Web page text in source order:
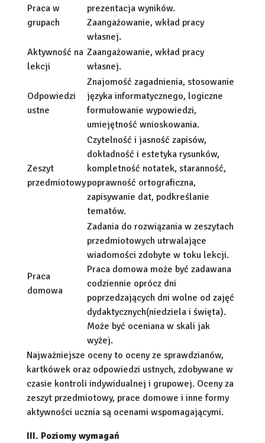
Praca w
grupach
prezentacja wyników.
Zaangażowanie, wkład pracy
własnej.
Aktywność na
lekcji
Zaangażowanie, wkład pracy
własnej.
Odpowiedzi
ustne
Znajomość zagadnienia, stosowanie
języka informatycznego, logiczne
formułowanie wypowiedzi,
umiejętność wnioskowania.
Zeszyt
przedmiotowy
Czytelność i jasność zapisów,
dokładność i estetyka rysunków,
kompletność notatek, staranność,
poprawność ortograficzna,
zapisywanie dat, podkreślanie
tematów.
Praca
domowa
Zadania do rozwiązania w zeszytach
przedmiotowych utrwalające
wiadomości zdobyte w toku lekcji.
Praca domowa może być zadawana
codziennie oprócz dni
poprzedzających dni wolne od zajęć
dydaktycznych(niedziela i święta).
Może być oceniana w skali jak
wyżej.
Najważniejsze oceny to oceny ze sprawdzianów,
kartkówek oraz odpowiedzi ustnych, zdobywane w
czasie kontroli indywidualnej i grupowej. Oceny za
zeszyt przedmiotowy, prace domowe i inne formy
aktywności ucznia są ocenami wspomagającymi.
III. Poziomy wymagań